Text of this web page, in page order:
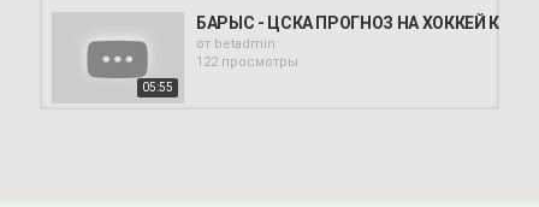
05:55
БАРЫС - ЦСКА ПРОГНОЗ НА ХОККЕЙ КХЛ
от betadmin
122 просмотры